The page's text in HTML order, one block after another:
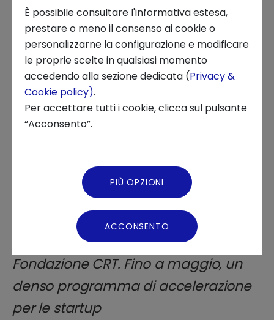
Ecosystem enabling
Chi siamo
News ed Eventi
26 FEBBRAIO 2024
STARTUP DEVELOPMENT, TECHSTARS, CALL, INNOVATION
CENTER, SMART CITY, STARTUP, ECOSISTEMI
È partita la nuova edizione
dell’iniziativa promossa da Intesa
Sanpaolo Innovation Center,
Compagnia di San Paolo e
Fondazione CRT. Fino a maggio, un
denso programma di accelerazione
per le startup
È possibile consultare l'informativa estesa,
prestare o meno il consenso ai cookie o
personalizzarne la configurazione e modificare
le proprie scelte in qualsiasi momento
accedendo alla sezione dedicata (Privacy &
Cookie policy).
Per accettare tutti i cookie, clicca sul pulsante
“Acconsento”.
PIÙ OPZIONI
ACCONSENTO